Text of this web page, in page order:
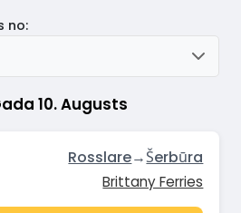
10. Augusts
no:
Rosslare→Šerbūra
Brittany Ferries